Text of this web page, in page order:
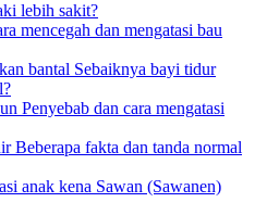
lebih sakit?
mencegah dan mengatasi bau
Sebaiknya bayi tidur
Penyebab dan cara mengatasi
Beberapa fakta dan tanda normal
anak kena Sawan (Sawanen)